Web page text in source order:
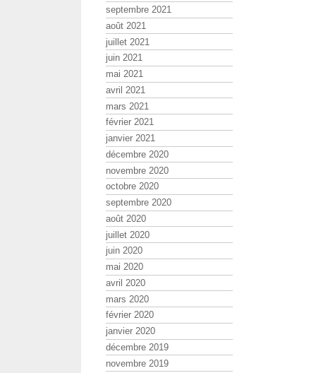
septembre 2021
août 2021
juillet 2021
juin 2021
mai 2021
avril 2021
mars 2021
février 2021
janvier 2021
décembre 2020
novembre 2020
octobre 2020
septembre 2020
août 2020
juillet 2020
juin 2020
mai 2020
avril 2020
mars 2020
février 2020
janvier 2020
décembre 2019
novembre 2019